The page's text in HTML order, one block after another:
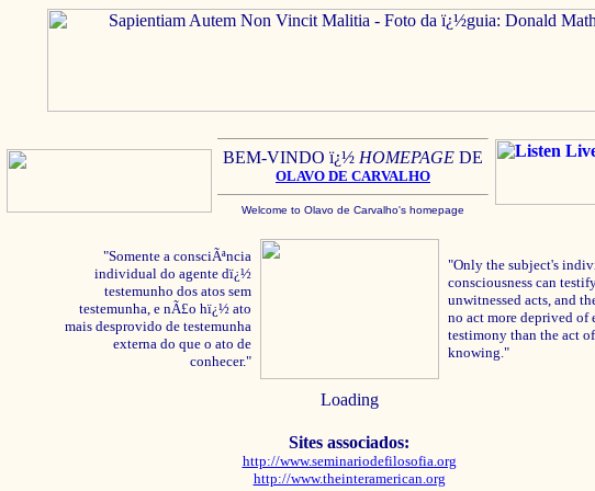
BEM-VINDO ï¿½ HOMEPAGE DE
OLAVO DE CARVALHO
Welcome to Olavo de Carvalho's homepage
"Somente a consciÃªncia
individual do agente dï¿½
testemunho dos atos sem
testemunha, e nÃ£o hï¿½ ato
mais desprovido de testemunha
externa do que o ato de
conhecer."
"Only the subject's
consciousness can
unwitnessed acts, and
no act more deprived of
testimony than the act of
knowing."
Loading
Sites associados:
http://www.seminariodefilosofia.org
http://www.theinteramerican.org